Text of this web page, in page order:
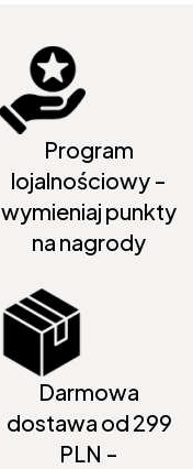
Program
lojalnościowy -
wymieniaj punkty
na nagrody
Darmowa
dostawa od 299
PLN -